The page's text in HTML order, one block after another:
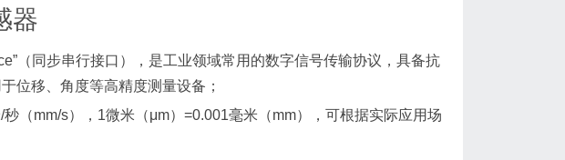
器
（同步串行接口），是工业领域常用的数字信号传输协议，具备抗
位移、角度等高精度测量设备；
（mm/s），1微米（μm）=0.001毫米（mm），可根据实际应用场